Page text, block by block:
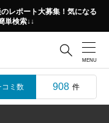
レポート大募集！気になる
単検索↓↓

コミ数 908 件